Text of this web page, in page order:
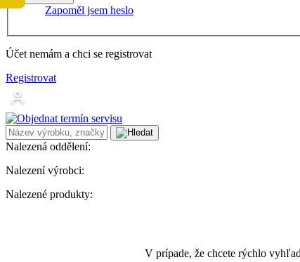
Zapoměl jsem heslo
Účet nemám a chci se registrovat
Registrovat
Nalezená oddělení:
Nalezení výrobci:
Nalezené produkty:
V prípade, že chcete rýchlo